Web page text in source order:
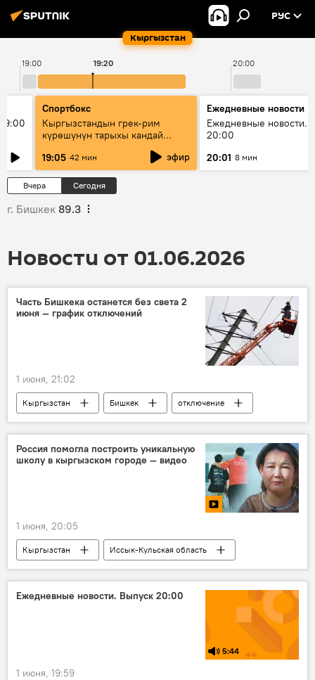
Кыргызстан
РУС
19:00 20:00
19:20
Спортбокс
Кыргызстандын грек-рим
күрөшүнүн тарыхы кандай
19:05 42 мин эфир
Ежедневные новости
Ежедневные новости.
20:00
20:01 8 мин
Вчера Сегодня
г. Бишкек 89.3
Новости от 01.06.2026
Часть Бишкека останется без света 2
июня — график отключений
1 июня, 21:02
Кыргызстан Бишкек
отключение
электричество
свет
Россия помогла построить уникальную
школу в кыргызском городе — видео
1 июня, 20:05
Кыргызстан
Иссык-Кульская область
образование
школа
проект "Российский учитель за рубежом"
Ежедневные новости. Выпуск 20:00
5:44
1 июня, 19:59